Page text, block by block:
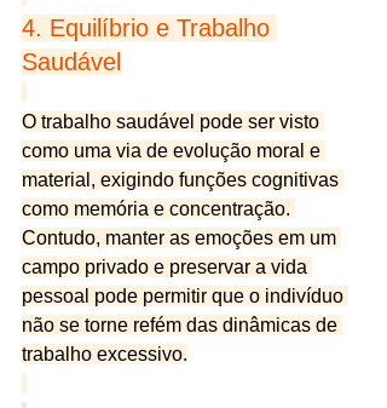
4. Equilíbrio e Trabalho
Saudável
O trabalho saudável pode ser visto
como uma via de evolução moral e
material, exigindo funções cognitivas
como memória e concentração.
Contudo, manter as emoções em um
campo privado e preservar a vida
pessoal pode permitir que o indivíduo
não se torne refém das dinâmicas de
trabalho excessivo.